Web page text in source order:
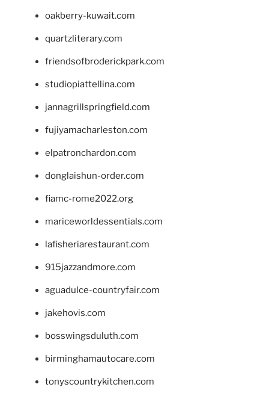
oakberry-kuwait.com
quartzliterary.com
friendsofbroderickpark.com
studiopiattellina.com
jannagrillspringfield.com
fujiyamacharleston.com
elpatronchardon.com
donglaishun-order.com
fiamc-rome2022.org
mariceworldessentials.com
lafisheriarestaurant.com
915jazzandmore.com
aguadulce-countryfair.com
jakehovis.com
bosswingsduluth.com
birminghamautocare.com
tonyscountrykitchen.com